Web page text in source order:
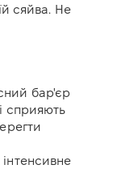
сяйва. Не
бар'єр
сприяють